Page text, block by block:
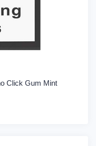
Click Gum Mint